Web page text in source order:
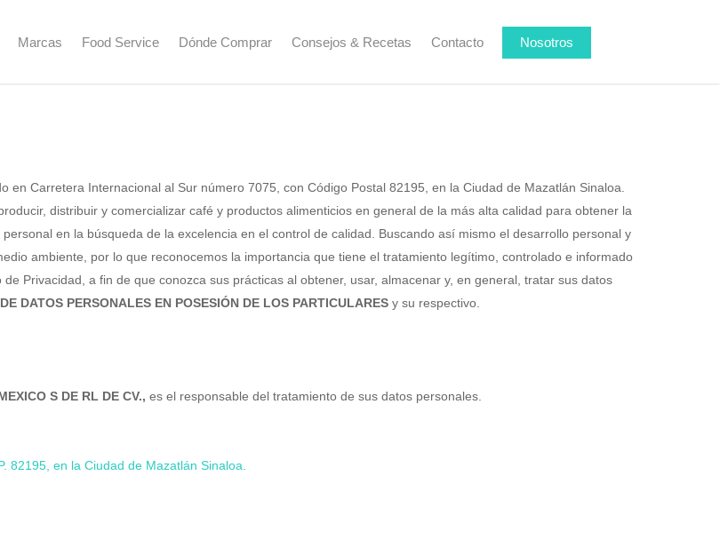
Marcas Food Service Dónde Comprar Consejos & Recetas Contacto Nosotros
en Carretera Internacional al Sur número 7075, con Código Postal 82195, en la Ciudad de Mazatlán Sinaloa.
distribuir y comercializar café y productos alimenticios en general de la más alta calidad para obtener la
en la búsqueda de la excelencia en el control de calidad. Buscando así mismo el desarrollo personal y
ambiente, por lo que reconocemos la importancia que tiene el tratamiento legítimo, controlado e informado
Privacidad, a fin de que conozca sus prácticas al obtener, usar, almacenar y, en general, tratar sus datos
DATOS PERSONALES EN POSESIÓN DE LOS PARTICULARES y su respectivo.
S DE RL DE CV., es el responsable del tratamiento de sus datos personales.
82195, en la Ciudad de Mazatlán Sinaloa.